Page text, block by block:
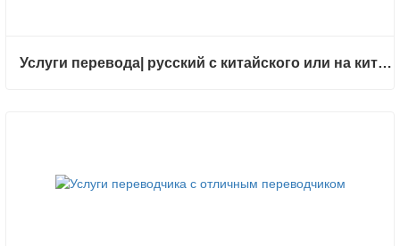
Услуги перевода| русский с китайского или на китайский